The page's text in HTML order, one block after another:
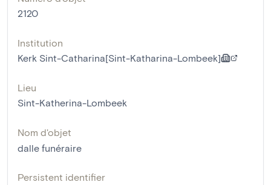
2120
Institution
Kerk Sint-Catharina[Sint-Katharina-Lombeek]
Lieu
Sint-Katherina-Lombeek
Nom d'objet
dalle funéraire
Persistent identifier